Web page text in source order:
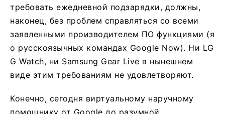
требовать ежедневной подзарядки, должны,
наконец, без проблем справляться со всеми
заявленными производителем ПО функциями (я
о русскоязычных командах Google Now). Ни LG
G Watch, ни Samsung Gear Live в нынешнем
виде этим требованиям не удовлетворяют.
Конечно, сегодня виртуальному наручному
помощнику от Google до разумной